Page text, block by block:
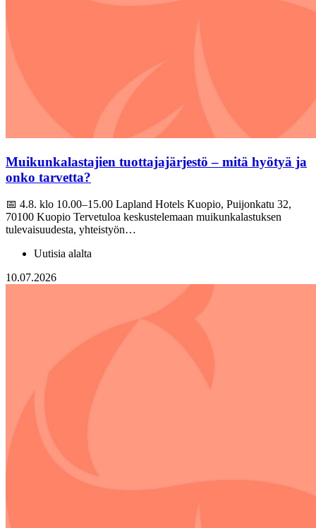
Muikunkalastajien tuottajajärjestö – mitä hyötyä ja
onko tarvetta?
📅 4.8. klo 10.00–15.00 Lapland Hotels Kuopio, Puijonkatu 32,
70100 Kuopio Tervetuloa keskustelemaan muikunkalastuksen
tulevaisuudesta, yhteistyön…
Uutisia alalta
10.07.2026